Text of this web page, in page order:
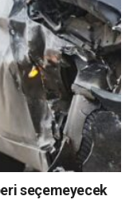
seçemeyecek